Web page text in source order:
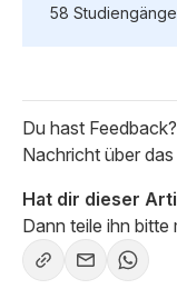
58
Du hast
Nachricht über das
Hat dir dieser
Dann teile ihn bitte